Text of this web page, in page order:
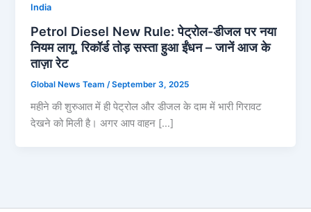
India
Petrol Diesel New Rule: पेट्रोल-डीजल पर नया
नियम लागू, रिकॉर्ड तोड़ सस्ता हुआ ईंधन – जानें आज के
ताज़ा रेट
Global News Team /September 3, 2025
महीने की शुरुआत में ही पेट्रोल और डीजल के दाम में भारी गिरावट
देखने को मिली है। अगर आप वाहन […]